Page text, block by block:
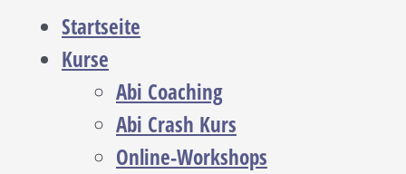
Startseite
Kurse
Abi Coaching
Abi Crash Kurs
Online-Workshops